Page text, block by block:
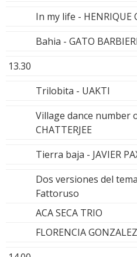
In my life - HENRIQUE
Bahia - GATO BARBIERI
13.30
Trilobita - UAKTI
Village dance number
CHATTERJEE
Tierra baja - JAVIER
Dos versiones del
Fattoruso
ACA SECA TRIO
FLORENCIA GONZALEZ